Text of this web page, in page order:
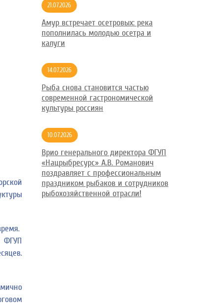
ФГУП
21.07.2026
Амур встречает осетровых: река
пополнилась молодью осетра и
калуги
14.07.2026
Рыба снова становится частью
современной гастрономической
культуры россиян
10.07.2026
Врио генерального директора ФГУП
«Нацрыбресурс» А.В. Романович
поздравляет с профессиональным
праздником рыбаков и сотрудников
рыбохозяйственной отрасли!